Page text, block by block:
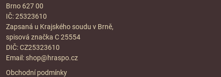
Brno 627 00
IČ: 25323610
Zapsaná u Krajského soudu v Brně,
spisová značka C 25554
DIČ: CZ25323610
Email: shop@hraspo.cz
Obchodní podmínky